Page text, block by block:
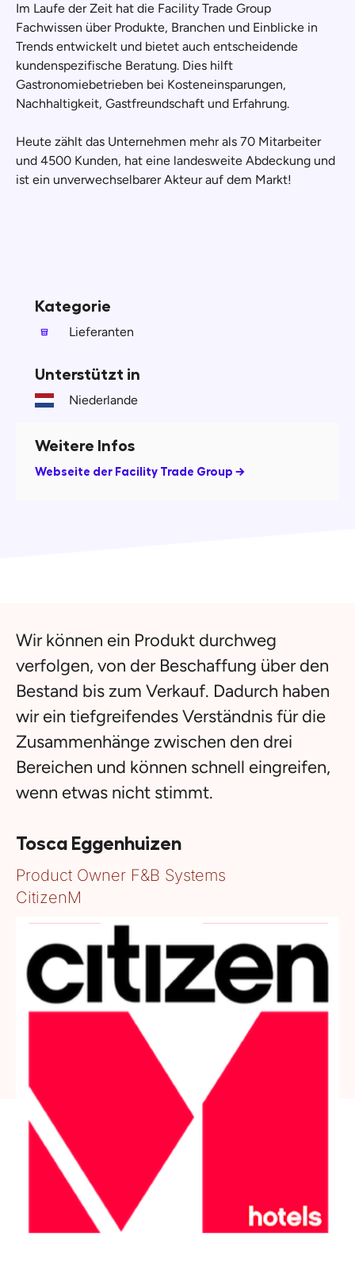
Im Laufe der Zeit hat die Facility Trade Group
Fachwissen über Produkte, Branchen und Einblicke in
Trends entwickelt und bietet auch entscheidende
kundenspezifische Beratung. Dies hilft
Gastronomiebetrieben bei Kosteneinsparungen,
Nachhaltigkeit, Gastfreundschaft und Erfahrung.
Heute zählt das Unternehmen mehr als 70 Mitarbeiter
und 4500 Kunden, hat eine landesweite Abdeckung und
ist ein unverwechselbarer Akteur auf dem Markt!
Kategorie
Lieferanten
Unterstützt in
Niederlande
Weitere Infos
Webseite der Facility Trade Group →
Wir können ein Produkt durchweg
verfolgen, von der Beschaffung über den
Bestand bis zum Verkauf. Dadurch haben
wir ein tiefgreifendes Verständnis für die
Zusammenhänge zwischen den drei
Bereichen und können schnell eingreifen,
wenn etwas nicht stimmt.
Tosca Eggenhuizen
Product Owner F&B Systems
CitizenM